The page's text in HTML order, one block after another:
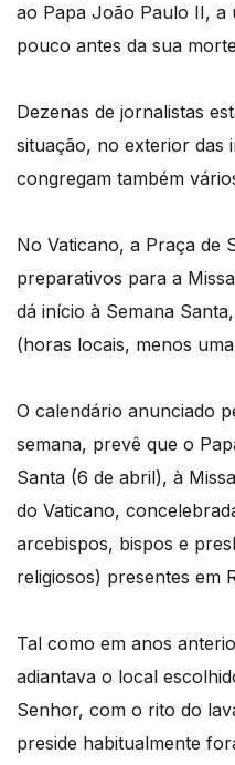
ao Papa João Paulo II, a
pouco antes da sua
Dezenas de jornalistas
situação, no exterior das
congregam também
No Vaticano, a Praça de
preparativos para a
dá início à Semana
(horas locais, menos
O calendário anunciado
semana, prevê que o
Santa (6 de abril), à
do Vaticano,
arcebispos, bispos e
religiosos) presentes em
Tal como em anos
adiantava o local
Senhor, com o rito do
preside habitualmente